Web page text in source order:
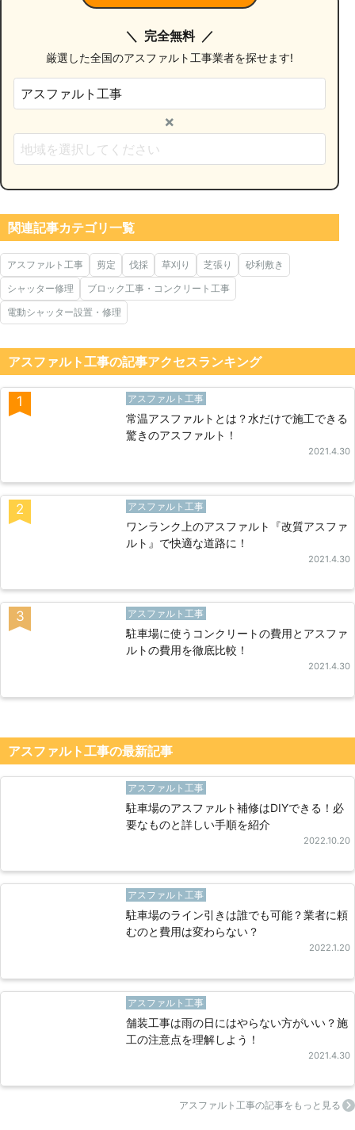
完全無料
厳選した全国のアスファルト工事業者を探せます!
×
関連記事カテゴリ一覧
アスファルト工事 剪定 伐採 草刈り 芝張り
砂利敷き
シャッター修理
ブロック工事・コンクリート工事
電動シャッター設置・修理
アスファルト工事の記事アクセスランキング
1 アスファルト工事
常温アスファルトとは？水だけで施工できる
驚きのアスファルト！
2021.4.30
2 アスファルト工事
ワンランク上のアスファルト『改質アスファ
ルト』で快適な道路に！
2021.4.30
3 アスファルト工事
駐車場に使うコンクリートの費用とアスファ
ルトの費用を徹底比較！
2021.4.30
アスファルト工事の最新記事
アスファルト工事
駐車場のアスファルト補修はDIYできる！必
要なものと詳しい手順を紹介
2022.10.20
アスファルト工事
駐車場のライン引きは誰でも可能？業者に頼
むのと費用は変わらない？
2022.1.20
アスファルト工事
舗装工事は雨の日にはやらない方がいい？施
工の注意点を理解しよう！
2021.4.30
アスファルト工事の記事をもっと見る